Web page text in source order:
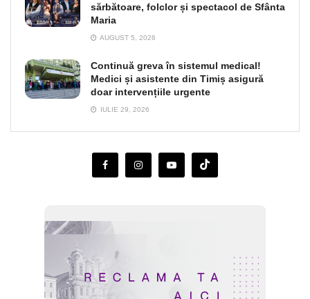
sărbătoare, folclor și spectacol de Sfânta
Maria
AUGUST 5, 2026
Continuă greva în sistemul medical!
Medici și asistente din Timiș asigură
doar intervențiile urgente
IULIE 29, 2026